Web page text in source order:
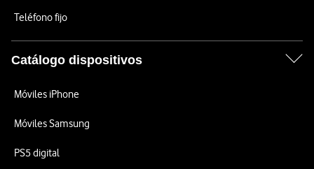
Teléfono fijo
Catálogo dispositivos
Móviles iPhone
Móviles Samsung
PS5 digital